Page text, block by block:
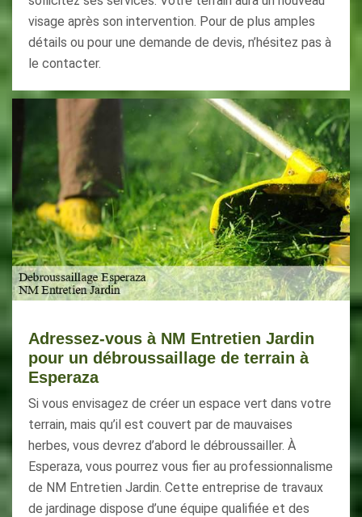
visage après son intervention. Pour de plus amples
détails ou pour une demande de devis, n’hésitez pas à
le contacter.
Adressez-vous à NM Entretien Jardin
pour un débroussaillage de terrain à
Esperaza
Si vous envisagez de créer un espace vert dans votre
terrain, mais qu’il est couvert par de mauvaises
herbes, vous devrez d’abord le débroussailler. À
Esperaza, vous pourrez vous fier au professionnalisme
de NM Entretien Jardin. Cette entreprise de travaux
de jardinage dispose d’une équipe qualifiée et des